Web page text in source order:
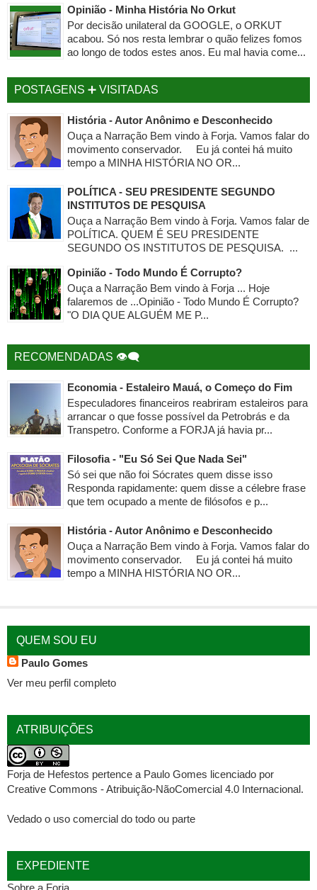
Opinião - Minha História No Orkut
Por decisão unilateral da GOOGLE, o ORKUT
acabou. Só nos resta lembrar o quão felizes fomos
ao longo de todos estes anos. Eu mal havia come...
POSTAGENS ➕ VISITADAS
História - Autor Anônimo e Desconhecido
Ouça a Narração Bem vindo à Forja. Vamos falar do
movimento conservador. Eu já contei há muito
tempo a MINHA HISTÓRIA NO OR...
POLÍTICA - SEU PRESIDENTE SEGUNDO
INSTITUTOS DE PESQUISA
Ouça a Narração Bem vindo à Forja. Vamos falar de
POLÍTICA. QUEM É SEU PRESIDENTE
SEGUNDO OS INSTITUTOS DE PESQUISA. ...
Opinião - Todo Mundo É Corrupto?
Ouça a Narração Bem vindo à Forja ... Hoje
falaremos de ...Opinião - Todo Mundo É Corrupto?
"O DIA QUE ALGUÉM ME P...
RECOMENDADAS 👁‍🗨
Economia - Estaleiro Mauá, o Começo do Fim
Especuladores financeiros reabriram estaleiros para
arrancar o que fosse possível da Petrobrás e da
Transpetro. Conforme a FORJA já havia pr...
Filosofia - "Eu Só Sei Que Nada Sei"
Só sei que não foi Sócrates quem disse isso
Responda rapidamente: quem disse a célebre frase
que tem ocupado a mente de filósofos e p...
História - Autor Anônimo e Desconhecido
Ouça a Narração Bem vindo à Forja. Vamos falar do
movimento conservador. Eu já contei há muito
tempo a MINHA HISTÓRIA NO OR...
QUEM SOU EU
Paulo Gomes
Ver meu perfil completo
ATRIBUIÇÕES
Forja de Hefestos pertence a Paulo Gomes licenciado por
Creative Commons - Atribuição-NãoComercial 4.0 Internacional.
Vedado o uso comercial do todo ou parte
EXPEDIENTE